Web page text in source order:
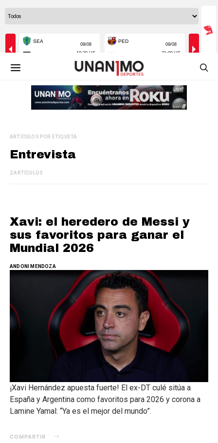
ARTÍCULOS POR ETIQUETA
Entrevista
2 ARTÍCULOS
Xavi: el heredero de Messi y
sus favoritos para ganar el
Mundial 2026
ANDONI MENDOZA
¡Xavi Hernández apuesta fuerte! El ex-DT culé sitúa a
España y Argentina como favoritos para 2026 y corona a
Lamine Yamal: “Ya es el mejor del mundo”.
COMPARTIR